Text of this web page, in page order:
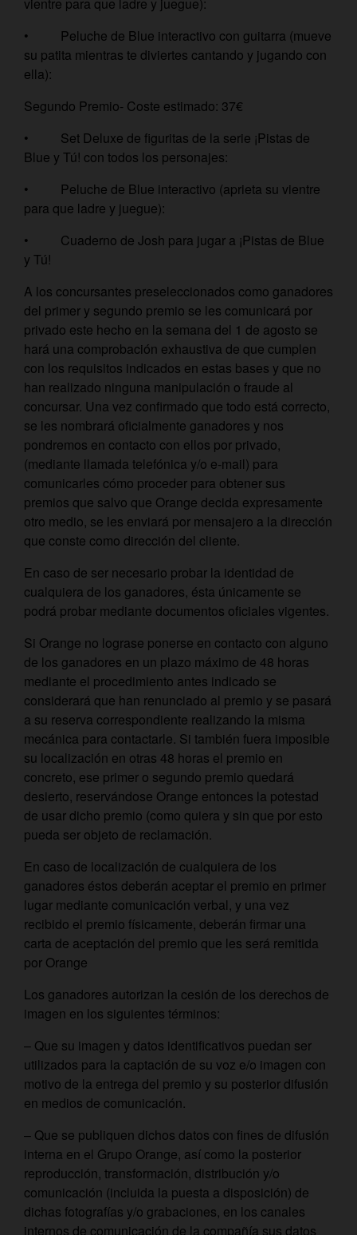
• Peluche de Blue interactivo con guitarra (mueve
su patita mientras te diviertes cantando y jugando con
ella):
Segundo Premio- Coste estimado: 37€
• Set Deluxe de figuritas de la serie ¡Pistas de
Blue y Tú! con todos los personajes:
• Peluche de Blue interactivo (aprieta su vientre
para que ladre y juegue):
• Cuaderno de Josh para jugar a ¡Pistas de Blue
y Tú!
A los concursantes preseleccionados como ganadores
del primer y segundo premio se les comunicará por
privado este hecho en la semana del 1 de agosto se
hará una comprobación exhaustiva de que cumplen
con los requisitos indicados en estas bases y que no
han realizado ninguna manipulación o fraude al
concursar. Una vez confirmado que todo está correcto,
se les nombrará oficialmente ganadores y nos
pondremos en contacto con ellos por privado,
(mediante llamada telefónica y/o e-mail) para
comunicarles cómo proceder para obtener sus
premios que salvo que Orange decida expresamente
otro medio, se les enviará por mensajero a la dirección
que conste como dirección del cliente.
En caso de ser necesario probar la identidad de
cualquiera de los ganadores, ésta únicamente se
podrá probar mediante documentos oficiales vigentes.
Si Orange no lograse ponerse en contacto con alguno
de los ganadores en un plazo máximo de 48 horas
mediante el procedimiento antes indicado se
considerará que han renunciado al premio y se pasará
a su reserva correspondiente realizando la misma
mecánica para contactarle. Si también fuera imposible
su localización en otras 48 horas el premio en
concreto, ese primer o segundo premio quedará
desierto, reservándose Orange entonces la potestad
de usar dicho premio (como quiera y sin que por esto
pueda ser objeto de reclamación.
En caso de localización de cualquiera de los
ganadores éstos deberán aceptar el premio en primer
lugar mediante comunicación verbal, y una vez
recibido el premio físicamente, deberán firmar una
carta de aceptación del premio que les será remitida
por Orange
Los ganadores autorizan la cesión de los derechos de
imagen en los siguientes términos:
– Que su imagen y datos identificativos puedan ser
utilizados para la captación de su voz e/o imagen con
motivo de la entrega del premio y su posterior difusión
en medios de comunicación.
– Que se publiquen dichos datos con fines de difusión
interna en el Grupo Orange, así como la posterior
reproducción, transformación, distribución y/o
comunicación (incluida la puesta a disposición) de
dichas fotografías y/o grabaciones, en los canales
internos de comunicación de la compañía sus datos